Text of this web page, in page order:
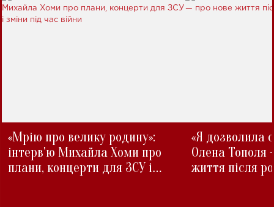
«Мрію про велику родину»:
інтерв'ю Михайла Хоми про
плани, концерти для ЗСУ і
«Я дозволила
Олена Тополя
життя після